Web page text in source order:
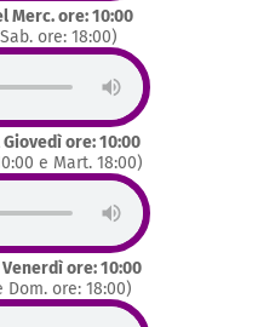
Merc. ore: 10:00
ore: 18:00)
ore: 10:00
e Mart. 18:00)
ore: 10:00
ore: 18:00)